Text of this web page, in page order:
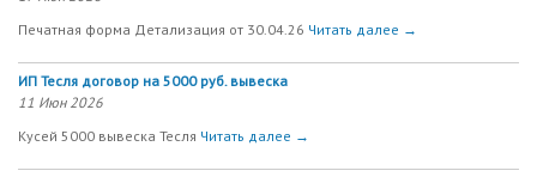
Печатная форма Детализация от 30.04.26 Читать далее →
ИП Тесля договор на 5000 руб. вывеска
11 Июн 2026
Кусей 5000 вывеска Тесля Читать далее →